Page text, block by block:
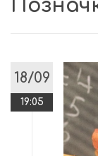
18/09
19:05